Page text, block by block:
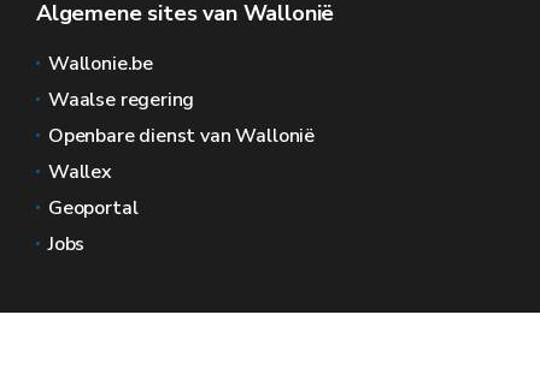
Algemene sites van Wallonië
Wallonie.be
Waalse regering
Openbare dienst van Wallonië
Wallex
Geoportal
Jobs